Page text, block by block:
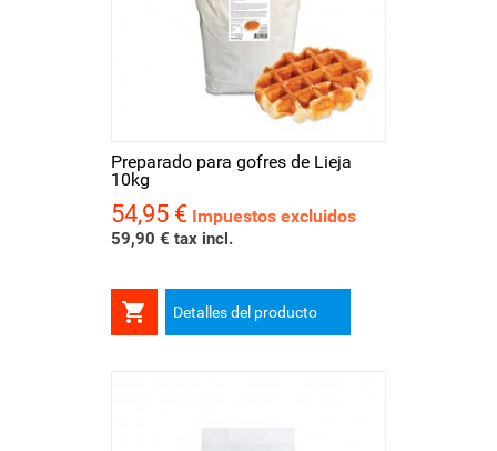
Preparado para gofres de Lieja
10kg
Precio
54,95 € Impuestos excluidos
59,90 € tax incl.
 Detalles del producto